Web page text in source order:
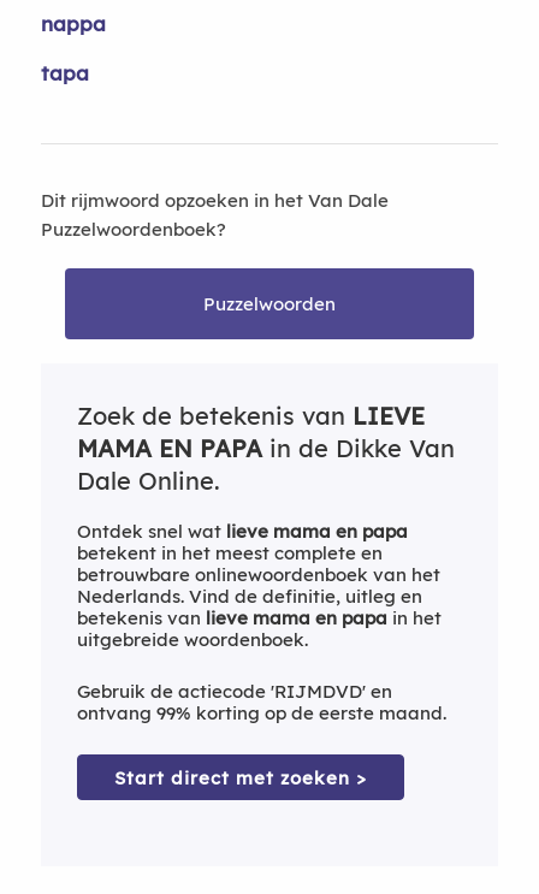
nappa
tapa
Dit rijmwoord opzoeken in het Van Dale
Puzzelwoordenboek?
Puzzelwoorden
Zoek de betekenis van LIEVE
MAMA EN PAPAin de Dikke Van
Dale Online.
Ontdek snel wat lieve mama en papa
betekent in het meest complete en
betrouwbare onlinewoordenboek van het
Nederlands. Vind de definitie, uitleg en
betekenis van lieve mama en papa in het
uitgebreide woordenboek.
Gebruik de actiecode 'RIJMDVD' en
ontvang 99% korting op de eerste maand.
Start direct met zoeken >